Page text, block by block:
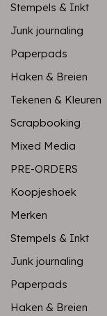
Stempels & Inkt
Junk journaling
Paperpads
Haken & Breien
Tekenen & Kleuren
Scrapbooking
Mixed Media
PRE-ORDERS
Koopjeshoek
Merken
Stempels & Inkt
Junk journaling
Paperpads
Haken & Breien